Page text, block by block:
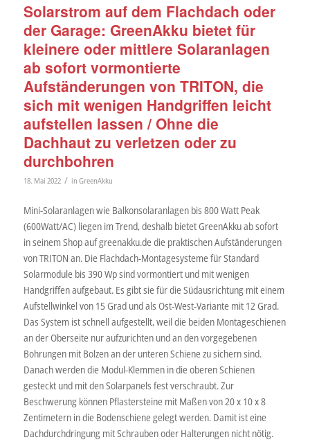
Solarstrom auf dem Flachdach oder
der Garage: GreenAkku bietet für
kleinere oder mittlere Solaranlagen
ab sofort vormontierte
Aufständerungen von TRITON, die
sich mit wenigen Handgriffen leicht
aufstellen lassen / Ohne die
Dachhaut zu verletzen oder zu
durchbohren
18. Mai 2022 / in GreenAkku
Mini-Solaranlagen wie Balkonsolaranlagen bis 800 Watt Peak
(600Watt/AC) liegen im Trend, deshalb bietet GreenAkku ab sofort
in seinem Shop auf greenakku.de die praktischen Aufständerungen
von TRITON an. Die Flachdach-Montagesysteme für Standard
Solarmodule bis 390 Wp sind vormontiert und mit wenigen
Handgriffen aufgebaut. Es gibt sie für die Südausrichtung mit einem
Aufstellwinkel von 15 Grad und als Ost-West-Variante mit 12 Grad.
Das System ist schnell aufgestellt, weil die beiden Montageschienen
an der Oberseite nur aufzurichten und an den vorgegebenen
Bohrungen mit Bolzen an der unteren Schiene zu sichern sind.
Danach werden die Modul-Klemmen in die oberen Schienen
gesteckt und mit den Solarpanels fest verschraubt. Zur
Beschwerung können Pflastersteine mit Maßen von 20 x 10 x 8
Zentimetern in die Bodenschiene gelegt werden. Damit ist eine
Dachdurchdringung mit Schrauben oder Halterungen nicht nötig.